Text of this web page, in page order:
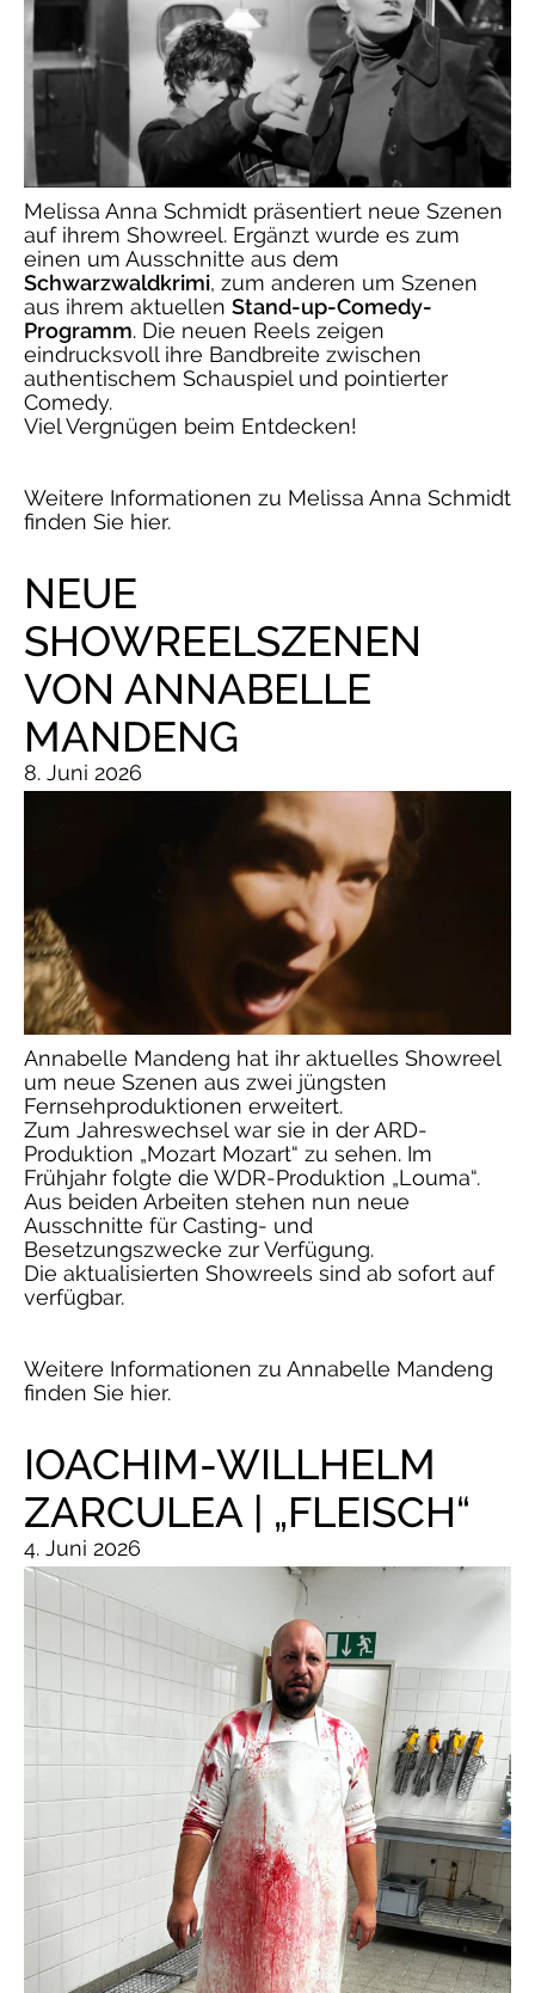
Melissa Anna Schmidt präsentiert neue Szenen
auf ihrem Showreel. Ergänzt wurde es zum
einen um Ausschnitte aus dem
Schwarzwaldkrimi, zum anderen um Szenen
aus ihrem aktuellen Stand-up-Comedy-
Programm. Die neuen Reels zeigen
eindrucksvoll ihre Bandbreite zwischen
authentischem Schauspiel und pointierter
Comedy.
Viel Vergnügen beim Entdecken!
Weitere Informationen zu Melissa Anna Schmidt
finden Sie hier.
NEUE
SHOWREELSZENEN
VON ANNABELLE
MANDENG
8. Juni 2026
Annabelle Mandeng hat ihr aktuelles Showreel
um neue Szenen aus zwei jüngsten
Fernsehproduktionen erweitert.
Zum Jahreswechsel war sie in der ARD-
Produktion „Mozart Mozart“ zu sehen. Im
Frühjahr folgte die WDR-Produktion „Louma“.
Aus beiden Arbeiten stehen nun neue
Ausschnitte für Casting- und
Besetzungszwecke zur Verfügung.
Die aktualisierten Showreels sind ab sofort auf
verfügbar.
Weitere Informationen zu Annabelle Mandeng
finden Sie hier.
IOACHIM-WILLHELM
ZARCULEA | „FLEISCH“
4. Juni 2026